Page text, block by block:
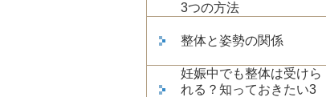
3つの方法
整体と姿勢の関係
妊娠中でも整体は受けら
れる？知っておきたい3